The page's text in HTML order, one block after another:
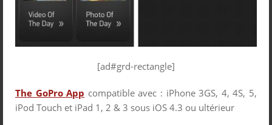
[ad#grd-rectangle]
The GoPro App compatible avec : iPhone 3GS, 4, 4S, 5,
iPod Touch et iPad 1, 2 & 3 sous iOS 4.3 ou ultérieur